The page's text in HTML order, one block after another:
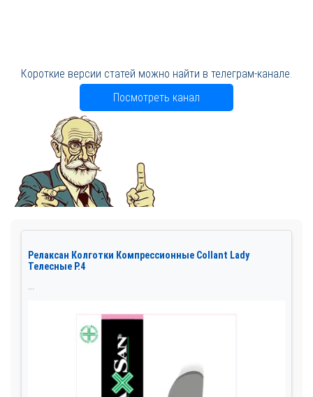
Короткие версии статей можно найти в телеграм-канале.
Посмотреть канал
Релаксан Колготки Компрессионные Collant Lady
Телесные Р.4
...